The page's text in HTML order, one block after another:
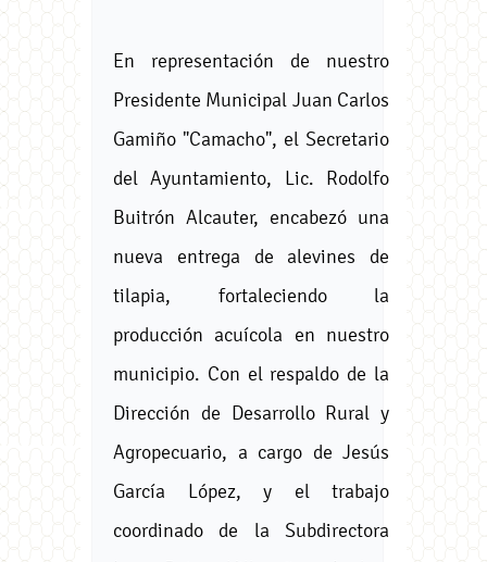
En representación de nuestro
Presidente Municipal Juan Carlos
Gamiño "Camacho", el Secretario
del Ayuntamiento, Lic. Rodolfo
Buitrón Alcauter, encabezó una
nueva entrega de alevines de
tilapia, fortaleciendo la
producción acuícola en nuestro
municipio. Con el respaldo de la
Dirección de Desarrollo Rural y
Agropecuario, a cargo de Jesús
García López, y el trabajo
coordinado de la Subdirectora